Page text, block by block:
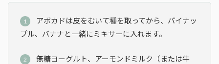
アボカドは皮をむいて種を取ってから、パイナッ
プル、バナナと一緒にミキサーに入れます。
無糖ヨーグルト、アーモンドミルク（または牛